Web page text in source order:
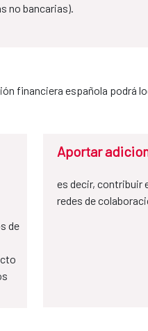
no bancarias).
financiera española podrá
de
Aportar
es decir, contribuir
redes de